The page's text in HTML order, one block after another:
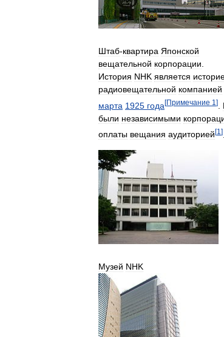
Штаб-квартира Японской
вещательной корпорации
История NHK является
радиовещательной компанией
марта 1925 года[Примечание 1 ]
были независимыми
оплаты вещания аудиторией[1 ]
Музей NHK